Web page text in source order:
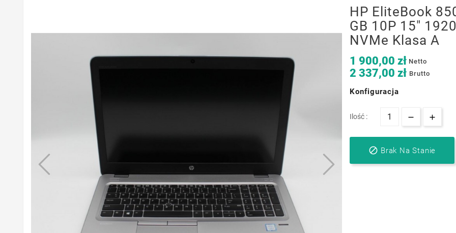
HP EliteBook
GB 10P 15"
NVMe Klasa A
1 900,00 zł Netto
2 337,00 zł Brutto
Konfiguracja
Ilość :
 Brak Na Stanie